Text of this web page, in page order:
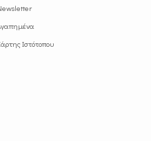
Ιστότοπου